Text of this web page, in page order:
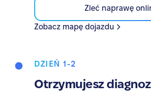
Zleć naprawę
Zobacz mapę dojazdu
DZIEŃ 1-2
Otrzymujesz